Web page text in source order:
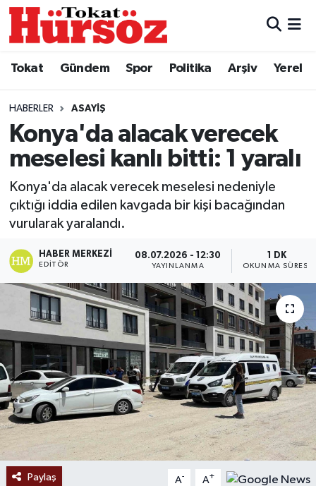
Tokat Gündem Spor Politika Arşiv Yerel
HABERLER ASAYIŞ
Konya'da alacak verecek
meselesi kanlı bitti: 1 yaralı
Konya'da alacak verecek meselesi nedeniyle
çıktığı iddia edilen kavgada bir kişi bacağından
vurularak yaralandı.
HABER MERKEZI
EDITÖR
08.07.2026 - 12:30
YAYINLANMA
1 DK
OKUNMA SÜRESI
Paylaş A- A+
Türkiye Gündemi
Gündem
Asayiş
Spor
Politika
Tokat Spor
Eğitim
Ekonomi
Sağlık
Tokat Haber
Hava Durumu
Tokat Namaz Vakitleri
Trafik Durumu
Süper Lig Puan Durumu ve Fikstür
Tüm Manşetler
Son Dakika Haberleri
Haber Arşivi